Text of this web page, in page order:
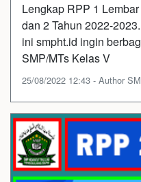
Lengkap RPP 1
dan 2 Tahun 2022-
ini smpht.id ingin
SMP/MTs Kelas V
25/08/2022 12:43 - Author